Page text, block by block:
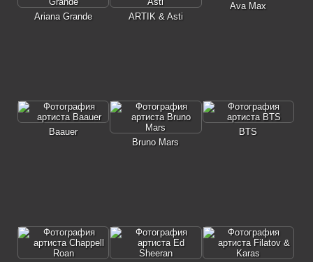
Ariana Grande ARTIK & Asti
Ava Max
Baauer
Bruno Mars
BTS